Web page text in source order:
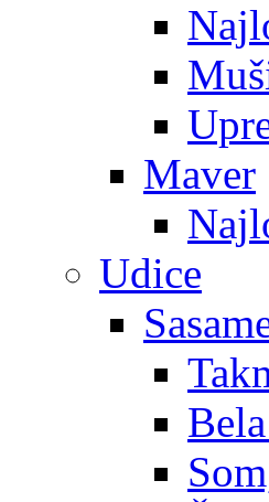
Maver
Udice